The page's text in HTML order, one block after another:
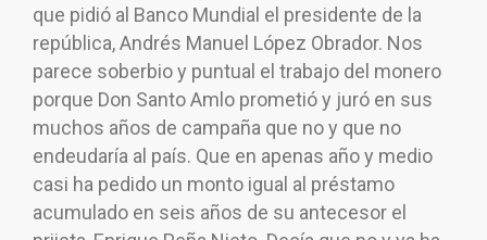
que pidió al Banco Mundial el presidente de la
república, Andrés Manuel López Obrador. Nos
parece soberbio y puntual el trabajo del monero
porque Don Santo Amlo prometió y juró en sus
muchos años de campaña que no y que no
endeudaría al país. Que en apenas año y medio
casi ha pedido un monto igual al préstamo
acumulado en seis años de su antecesor el